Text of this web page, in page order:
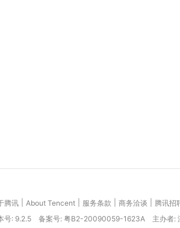
腾讯 About Tencent 服务条款 商务洽谈
腾讯招
号: 9.2.5 备案号: 粤B2-20090059-1623A 主办者: